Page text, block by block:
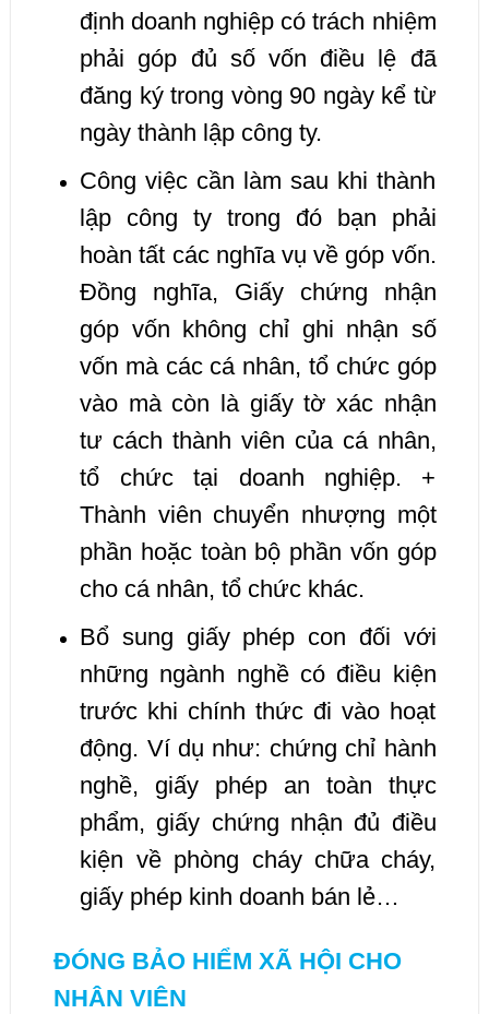
định doanh nghiệp có trách nhiệm
phải góp đủ số vốn điều lệ đã
đăng ký trong vòng 90 ngày kể từ
ngày thành lập công ty.
Công việc cần làm sau khi thành
lập công ty trong đó bạn phải
hoàn tất các nghĩa vụ về góp vốn.
Đồng nghĩa, Giấy chứng nhận
góp vốn không chỉ ghi nhận số
vốn mà các cá nhân, tổ chức góp
vào mà còn là giấy tờ xác nhận
tư cách thành viên của cá nhân,
tổ chức tại doanh nghiệp. +
Thành viên chuyển nhượng một
phần hoặc toàn bộ phần vốn góp
cho cá nhân, tổ chức khác.
Bổ sung giấy phép con đối với
những ngành nghề có điều kiện
trước khi chính thức đi vào hoạt
động. Ví dụ như: chứng chỉ hành
nghề, giấy phép an toàn thực
phẩm, giấy chứng nhận đủ điều
kiện về phòng cháy chữa cháy,
giấy phép kinh doanh bán lẻ…
ĐÓNG BẢO HIỂM XÃ HỘI CHO
NHÂN VIÊN